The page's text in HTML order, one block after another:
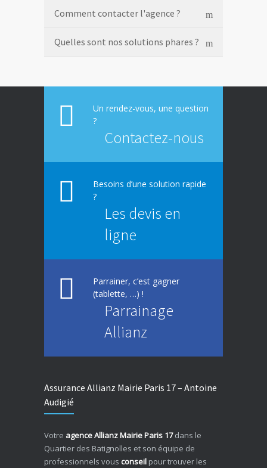
Comment contacter l'agence ?
Quelles sont nos solutions phares ?
Un rendez-vous, une question
?
Contactez-nous
Besoins d’une solution rapide
?
Les devis en
ligne
Parrainer, c’est gagner
(tablette, …) !
Parrainage
Allianz
Assurance Allianz Mairie Paris 17 – Antoine
Audigié
Votre agence Allianz Mairie Paris 17dans le
Quartier des Batignolles et son équipe de
professionnels vous conseil pour trouver les